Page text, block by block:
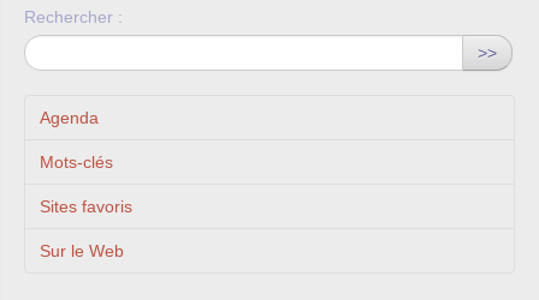
Rechercher :
>>
Agenda
Mots-clés
Sites favoris
Sur le Web